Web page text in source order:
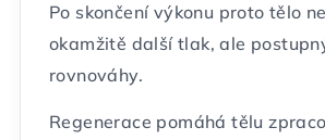
Po skončení výkonu proto tělo
okamžitě další tlak, ale
rovnováhy.
Regenerace pomáhá tělu